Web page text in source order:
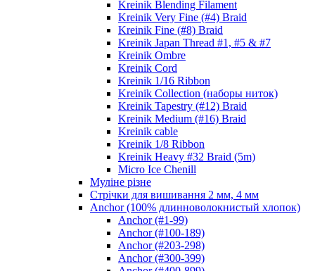
Kreinik Blending Filament
Kreinik Very Fine (#4) Braid
Kreinik Fine (#8) Braid
Kreinik Japan Thread #1, #5 & #7
Kreinik Ombre
Kreinik Cord
Kreinik 1/16 Ribbon
Kreinik Collection (наборы ниток)
Kreinik Tapestry (#12) Braid
Kreinik Medium (#16) Braid
Kreinik cable
Kreinik 1/8 Ribbon
Kreinik Heavy #32 Braid (5m)
Micro Ice Chenill
Муліне різне
Стрічки для вишивання 2 мм, 4 мм
Anchor (100% длинноволокнистый хлопок)
Anchor (#1-99)
Anchor (#100-189)
Anchor (#203-298)
Anchor (#300-399)